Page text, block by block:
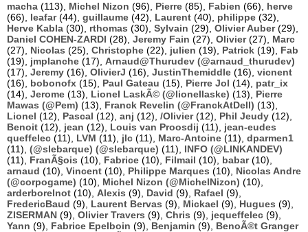
macha (113), Michel Nizon (96), Pierre (85), Fabien (66), herve
(66), leafar(44), guillaume (42), Laurent (40), philippe (32),
Herve Kabla (30), rthomas (30), Sylvain (29), Olivier Auber(29),
Daniel COHEN-ZARDI (28), Jeremy Fain (27), Olivier(27), Marc
(27), Nicolas (25), Christophe (22), julien (19), Patrick (19), Fab
(19), jmplanche (17), Arnaud@Thurudev (@arnaud_thurudev)
(17), Jeremy (16), OlivierJ (16), JustinThemiddle (16), vicnent
(16), bobonofx (15), Paul Gateau (15), Pierre Jol (14), patr_ix
(14), Jerome (13), Lionel LaskÃ© (@lionellaske) (13), Pierre
Mawas (@Pem) (13), Franck Revelin (@FranckAtDell) (13),
Lionel (12), Pascal (12), anj (12), /Olivier(12), Phil Jeudy (12),
Benoit (12), jean (12), Louis van Proosdij (11), jean-eudes
queffelec (11), LVM (11), jlc (11), Marc-Antoine (11), dparmen1
(11), (@slebarque) (@slebarque) (11), INFO (@LINKANDEV)
(11), FranÃ§ois (10), Fabrice (10), Filmail (10), babar(10),
arnaud (10), Vincent (10), Philippe Marques (10), Nicolas Andre
(@corpogame) (10), Michel Nizon (@MichelNizon) (10),
arderborelnot (10), Alexis (9), David (9), Rafael (9),
FredericBaud (9), Laurent Bervas (9), Mickael (9), Hugues (9),
ZISERMAN (9), Olivier Travers (9), Chris (9), jequeffelec (9),
Yann (9), Fabrice Epelboin (9), Benjamin (9), BenoÃ®t Granger